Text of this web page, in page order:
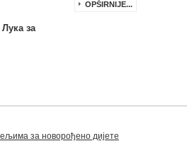
за
OPŠIRNIJE...
за новорођено дијете